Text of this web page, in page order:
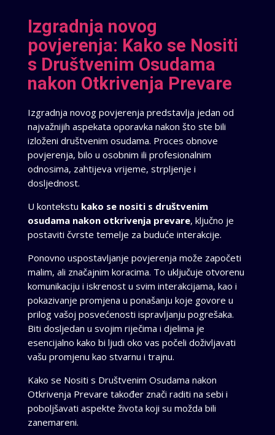
Izgradnja novog
povjerenja: Kako se Nositi
s Društvenim Osudama
nakon Otkrivenja Prevare
Izgradnja novog povjerenja predstavlja jedan od
najvažnijih aspekata oporavka nakon što ste bili
izloženi društvenim osudama. Proces obnove
povjerenja, bilo u osobnim ili profesionalnim
odnosima, zahtijeva vrijeme, strpljenje i
dosljednost.
U kontekstu kako se nositi s društvenim
osudama nakon otkrivenja prevare, ključno je
postaviti čvrste temelje za buduće interakcije.
Ponovno uspostavljanje povjerenja može započeti
malim, ali značajnim koracima. To uključuje otvorenu
komunikaciju i iskrenost u svim interakcijama, kao i
pokazivanje promjena u ponašanju koje govore u
prilog vašoj posvećenosti ispravljanju pogrešaka.
Biti dosljedan u svojim riječima i djelima je
esencijalno kako bi ljudi oko vas počeli doživljavati
vašu promjenu kao stvarnu i trajnu.
Kako se Nositi s Društvenim Osudama nakon
Otkrivenja Prevare također znači raditi na sebi i
poboljšavati aspekte života koji su možda bili
zanemareni.